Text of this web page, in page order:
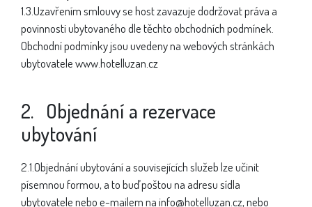
1.3.Uzavřením smlouvy se host zavazuje dodržovat práva a
povinnosti ubytovaného dle těchto obchodních podmínek.
Obchodní podmínky jsou uvedeny na webových stránkách
ubytovatele www.hotelluzan.cz
2. Objednání a rezervace
ubytování
2.1.Objednání ubytování a souvisejících služeb lze učinit
písemnou formou, a to buď poštou na adresu sídla
ubytovatele nebo e-mailem na info@hotelluzan.cz, nebo